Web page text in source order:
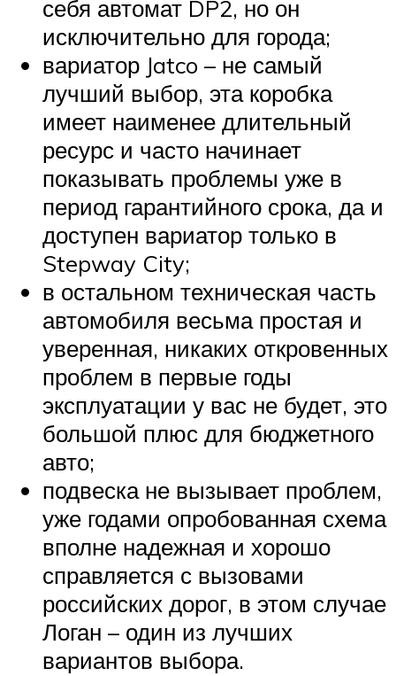
себя автомат DP2, но он
исключительно для города;
вариатор Jatco – не самый
лучший выбор, эта коробка
имеет наименее длительный
ресурс и часто начинает
показывать проблемы уже в
период гарантийного срока, да и
доступен вариатор только в
Stepway City;
в остальном техническая часть
автомобиля весьма простая и
уверенная, никаких откровенных
проблем в первые годы
эксплуатации у вас не будет, это
большой плюс для бюджетного
авто;
подвеска не вызывает проблем,
уже годами опробованная схема
вполне надежная и хорошо
справляется с вызовами
российских дорог, в этом случае
Логан – один из лучших
вариантов выбора.